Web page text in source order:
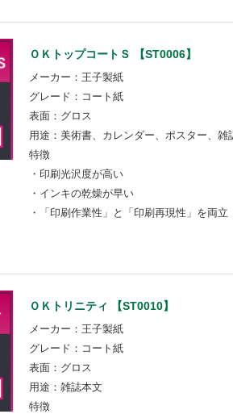
ＯＫトップコートＳ 【ST0006】
メーカー：王子製紙
グレード：コート紙
表面：グロス
用途：美術書、カレンダー、ポスター、雑
特徴
・印刷光沢度が高い
・インキの乾燥が早い
・「印刷作業性」と「印刷再現性」を両立
ＯＫトリニティ 【ST0010】
メーカー：王子製紙
グレード：コート紙
表面：グロス
用途：雑誌本文
特徴